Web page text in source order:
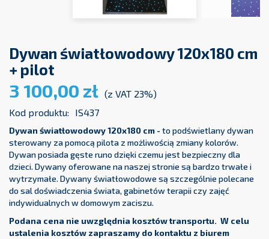
Dywan światłowodowy 120x180 cm
+ pilot
3 100,00 zł (z VAT 23%)
Kod produktu:
IS437
Dywan światłowodowy 120x180 cm - to podświetlany dywan
sterowany za pomocą pilota z możliwością zmiany kolorów.
Dywan posiada gęste runo dzięki czemu jest bezpieczny dla
dzieci. Dywany oferowane na naszej stronie są bardzo trwałe i
wytrzymałe. Dywany światłowodowe są szczególnie polecane
do sal doświadczenia świata, gabinetów terapii czy zajęć
indywidualnych w domowym zaciszu.
Podana cena nie uwzględnia kosztów transportu. W celu
ustalenia kosztów zapraszamy do kontaktu z biurem